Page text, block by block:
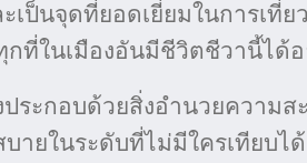
เป็นจุดที่ยอดเยี่ยมในการเที่
ที่ในเมืองอันมีชีวิตชีวานี้ได้อ
ระกอบด้วยสิ่งอำนวยความส
ายในระดับที่ไม่มีใครเทียบไ